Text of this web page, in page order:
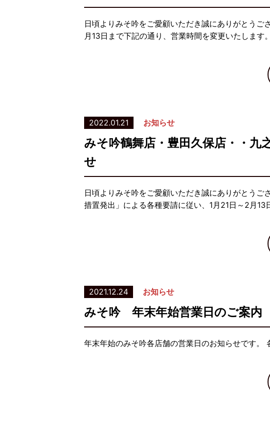
日頃よりみそ吟をご愛顧いただき誠にありがとう
月13日まで下記の通り、営業時間を変更いたしま
2022.01.21 お知らせ
みそ吟鶴舞店・豊田久保店・・九
せ
日頃よりみそ吟をご愛顧いただき誠にありがとう
措置発出」による各種要請に従い、1月21日～2月
2021.12.24 お知らせ
みそ吟 年末年始営業日のご案内
年末年始のみそ吟各店舗の営業日のお知らせです。